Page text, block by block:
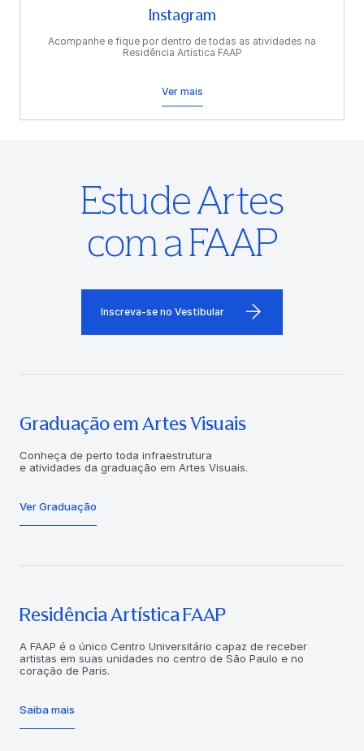
Instagram
Acompanhe e fique por dentro de todas as atividades na
Residência Artística FAAP
Ver mais
Estude Artes
com a FAAP
Inscreva-se no Vestibular
Graduação em Artes Visuais
Conheça de perto toda infraestrutura
e atividades da graduação em Artes Visuais.
Ver Graduação
Residência Artística FAAP
A FAAP é o único Centro Universitário capaz de receber
artistas em suas unidades no centro de São Paulo e no
coração de Paris.
Saiba mais